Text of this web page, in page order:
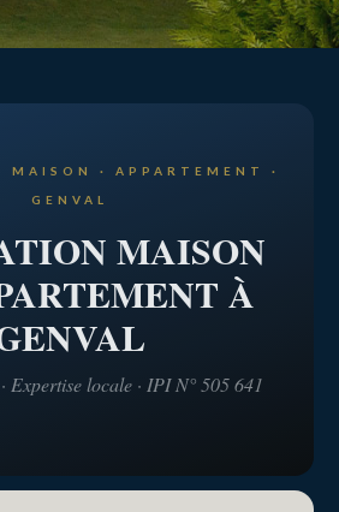
MAISON · APPARTEMENT ·
GENVAL
MAISON
À
Expertise locale · IPI N° 505 641